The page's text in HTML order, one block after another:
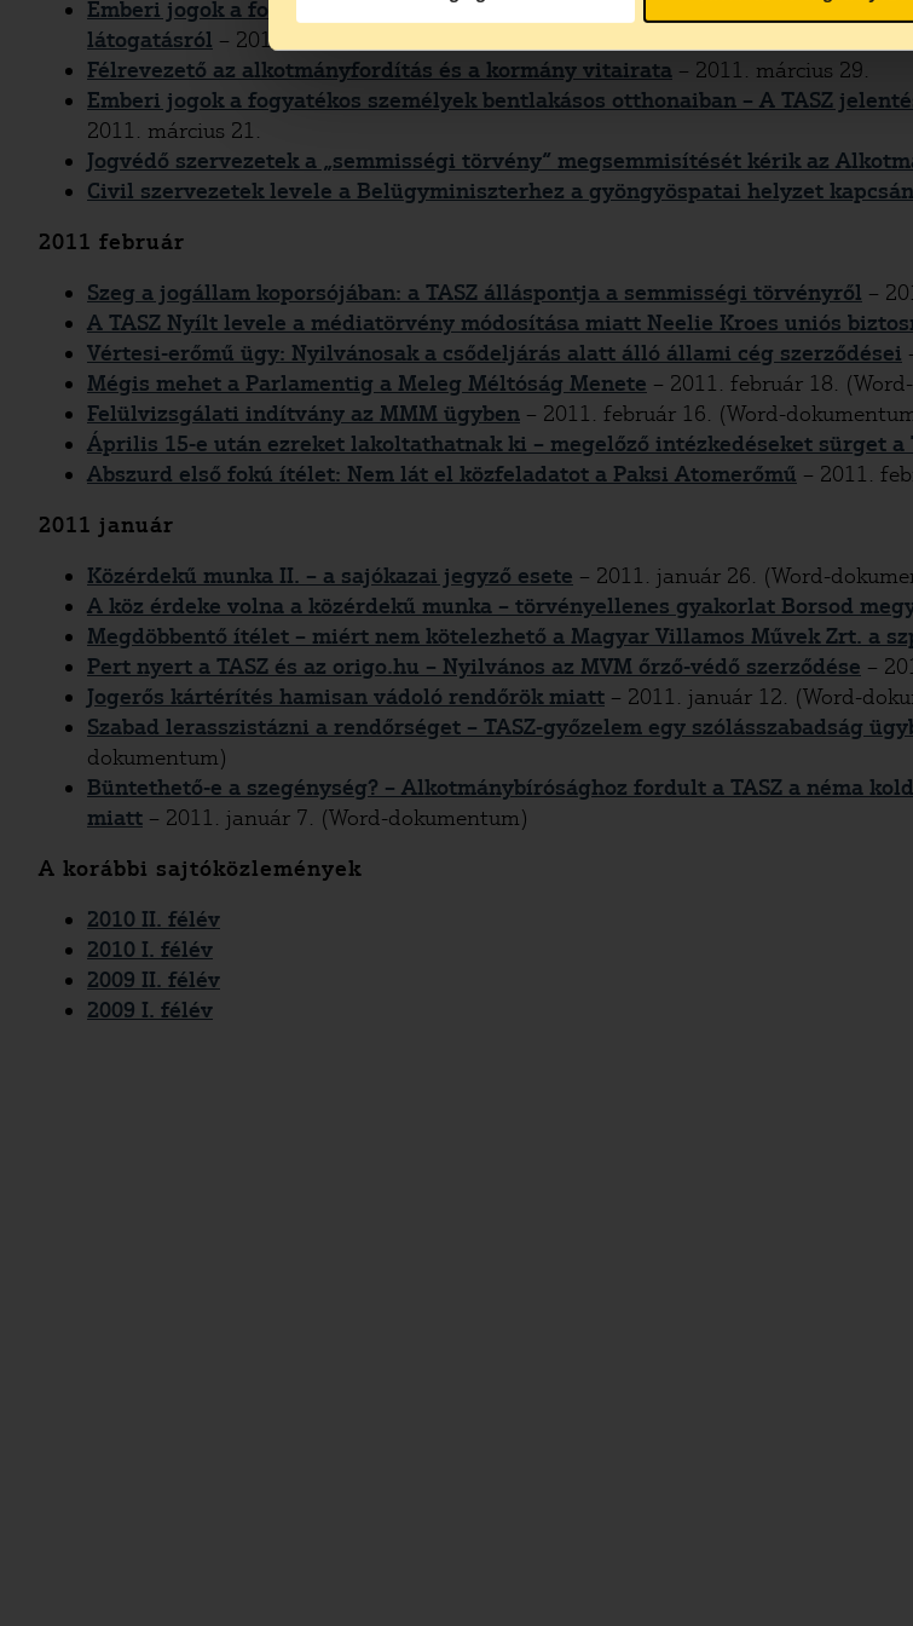
Emberi jogok a fogyatékos személyek bentlakásos otthonaiban – A TASZ
látogatásról – 2011. március 30.
Félrevezető az alkotmányfordítás és a kormány vitairata – 2011. március 29.
Emberi jogok a fogyatékos személyek bentlakásos otthonaiban – A TASZ
2011. március 21.
Jogvédő szervezetek a „semmisségi törvény“ megsemmisítését kérik az
Civil szervezetek levele a Belügyminiszterhez a gyöngyöspatai helyzet kapcsán
2011 február
Szeg a jogállam koporsójában: a TASZ álláspontja a semmisségi törvényről –
A TASZ Nyílt levele a médiatörvény módosítása miatt Neelie Kroes uniós
Vértesi-erőmű ügy: Nyilvánosak a csődeljárás alatt álló állami cég szerződései
Mégis mehet a Parlamentig a Meleg Méltóság Menete – 2011. február 18.
Felülvizsgálati indítvány az MMM ügyben – 2011. február 16. (Word-
Április 15-e után ezreket lakoltathatnak ki – megelőző intézkedéseket sürget a
Abszurd első fokú ítélet: Nem lát el közfeladatot a Paksi Atomerőmű – 2011.
2011 január
Közérdekű munka II. – a sajókazai jegyző esete – 2011. január 26. (Word-
A köz érdeke volna a közérdekű munka – törvényellenes gyakorlat Borsod
Megdöbbentő ítélet – miért nem kötelezhető a Magyar Villamos Művek Zrt. a
Pert nyert a TASZ és az origo.hu – Nyilvános az MVM őrző-védő szerződése –
Jogerős kártérítés hamisan vádoló rendőrök miatt – 2011. január 12. (Word-
Szabad lerasszistázni a rendőrséget – TASZ-győzelem egy szólásszabadság
dokumentum)
Büntethető-e a szegénység? – Alkotmánybírósághoz fordult a TASZ a néma
miatt – 2011. január 7. (Word-dokumentum)
A korábbi sajtóközlemények
2010 II. félév
2010 I. félév
2009 II. félév
2009 I. félév